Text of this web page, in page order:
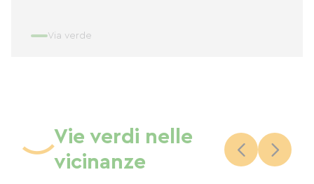
Via verde
Vie verdi nelle
vicinanze